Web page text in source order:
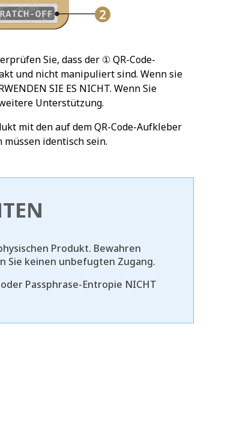
Sie, dass der ① QR-Code-
und nicht manipuliert sind. Wenn sie
SIE ES NICHT. Wenn Sie
Unterstützung.
mit den auf dem QR-Code-Aufkleber
identisch sein.
Produkt. Bewahren
Sie keinen unbefugten Zugang.
Passphrase-Entropie NICHT